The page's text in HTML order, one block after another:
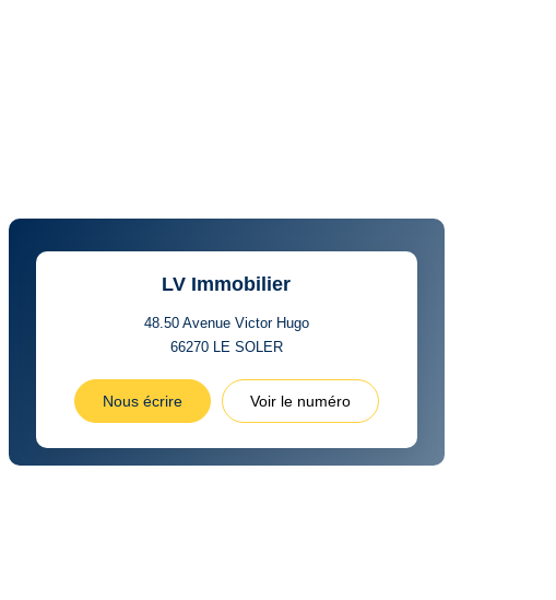
LV Immobilier
48.50 Avenue Victor Hugo
66270 LE SOLER
Nous écrire Voir le numéro